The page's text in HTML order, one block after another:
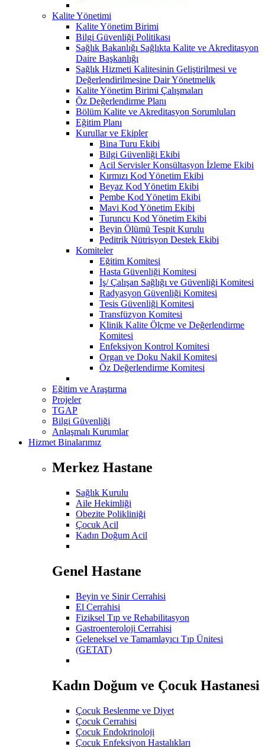
Kalite Yönetimi
Kalite Yönetim Birimi
Bilgi Güvenliği Politikası
Sağlık Bakanlığı Sağlıkta Kalite ve Akreditasyon
Daire Başkanlığı
Sağlık Hizmeti Kalitesinin Geliştirilmesi ve
Değerlendirilmesine Dair Yönetmelik
Kalite Yönetim Birimi Çalışmaları
Öz Değerlendirme Planı
Bölüm Kalite ve Akreditasyon Sorumluları
Eğitim Planı
Kurullar ve Ekipler
Bina Turu Ekibi
Bilgi Güvenliği Ekibi
Acil Servisler Konsültasyon İzleme Ekibi
Kırmızı Kod Yönetim Ekibi
Beyaz Kod Yönetim Ekibi
Pembe Kod Yönetim Ekibi
Mavi Kod Yönetim Ekibi
Turuncu Kod Yönetim Ekibi
Beyin Ölümü Tespit Kurulu
Peditrik Nütrisyon Destek Ekibi
Komiteler
Eğitim Komitesi
Hasta Güvenliği Komitesi
İş/ Çalışan Sağlığı ve Güvenliği Komitesi
Radyasyon Güvenliği Komitesi
Tesis Güvenliği Komitesi
Transfüzyon Komitesi
Klinik Kalite Ölçme ve Değerlendirme
Komitesi
Enfeksiyon Kontrol Komitesi
Organ ve Doku Nakil Komitesi
Öz Değerlendirme Komitesi
Eğitim ve Araştırma
Projeler
TGAP
Bilgi Güvenliği
Anlaşmalı Kurumlar
Hizmet Binalarımız
Merkez Hastane
Sağlık Kurulu
Aile Hekimliği
Obezite Polikliniği
Çocuk Acil
Kadın Doğum Acil
Genel Hastane
Beyin ve Sinir Cerrahisi
El Cerrahisi
Fiziksel Tıp ve Rehabilitasyon
Gastroenteroloji Cerrahisi
Geleneksel ve Tamamlayıcı Tıp Ünitesi
(GETAT)
Kadın Doğum ve Çocuk Hastanesi
Çocuk Beslenme ve Diyet
Çocuk Cerrahisi
Çocuk Endokrinoloji
Çocuk Enfeksiyon Hastalıkları